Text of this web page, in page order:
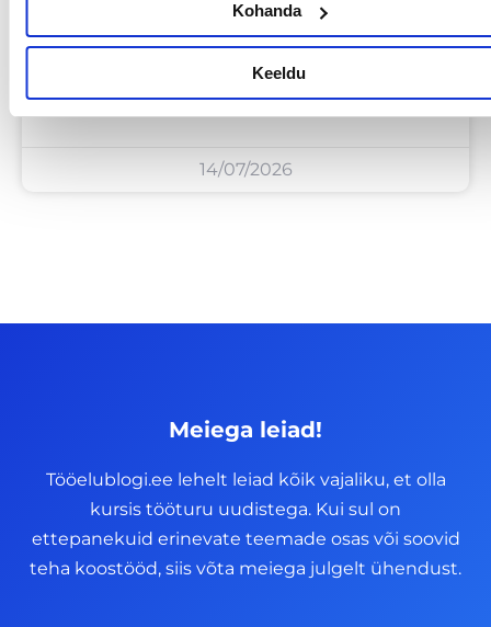
Kohanda
Keeldu
Sinu palk pole enam
tabuteema!
14/07/2026
Meiega leiad!
Tööelublogi.ee lehelt leiad kõik vajaliku, et olla
kursis tööturu uudistega. Kui sul on
ettepanekuid erinevate teemade osas või soovid
teha koostööd, siis võta meiega julgelt ühendust.